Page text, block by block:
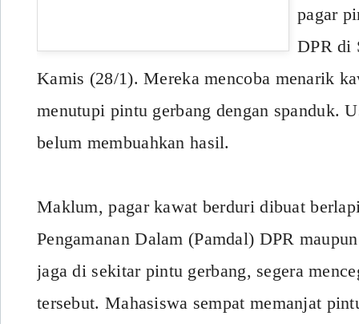
pagar
DPR di
Kamis (28/1). Mereka mencoba menarik
menutupi pintu gerbang dengan spanduk.
belum membuahkan hasil.
Maklum, pagar kawat berduri dibuat
Pengamanan Dalam (Pamdal) DPR
jaga di sekitar pintu gerbang, segera
tersebut. Mahasiswa sempat memanjat